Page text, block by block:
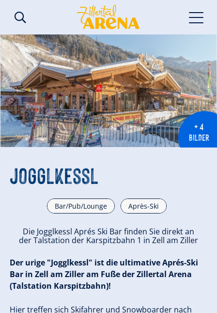
+ 4
BILDER
Jogglkessl
Bar/Pub/Lounge Après-Ski
Die Jogglkessl Aprés Ski Bar finden Sie direkt an
der Talstation der Karspitzbahn 1 in Zell am Ziller
Der urige "Jogglkessl" ist die ultimative Aprés-Ski
Bar in Zell am Ziller am Fuße der Zillertal Arena
(Talstation Karspitzbahn)!
Hier treffen sich Skifahrer und Snowboarder nach